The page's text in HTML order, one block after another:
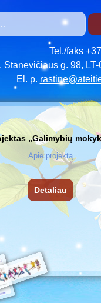
Tel./faks
Stanevičiaus g. 98,
El. p.
„Galimybių
Apie projektą